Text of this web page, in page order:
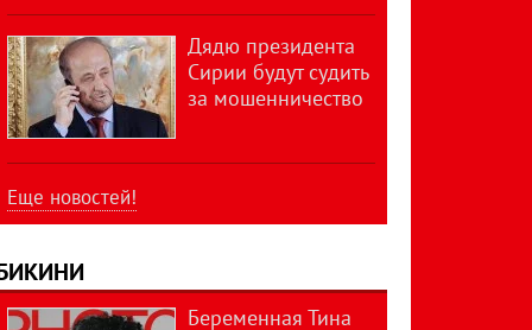
Дядю президента
Сирии будут судить
за мошенничество
Еще новостей!
Беременная Тина